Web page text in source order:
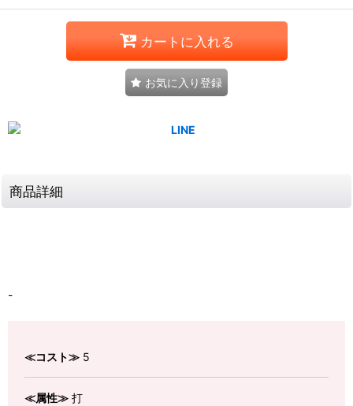
カートに入れる
お気に入り登録
商品詳細
-
≪コスト≫ 5
≪属性≫ 打